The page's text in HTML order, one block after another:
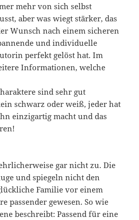
mehr von sich selbst
aber was wiegt stärker, das
Wunsch nach einem sicheren
und individuelle
perfekt gelöst hat. Im
Informationen, welche
sind sehr gut
schwarz oder weiß, jeder hat
einzigartig macht und das
gar nicht zu. Die
und spiegeln nicht den
Familie vor einem
passender gewesen. So wie
beschreibt: Passend für eine